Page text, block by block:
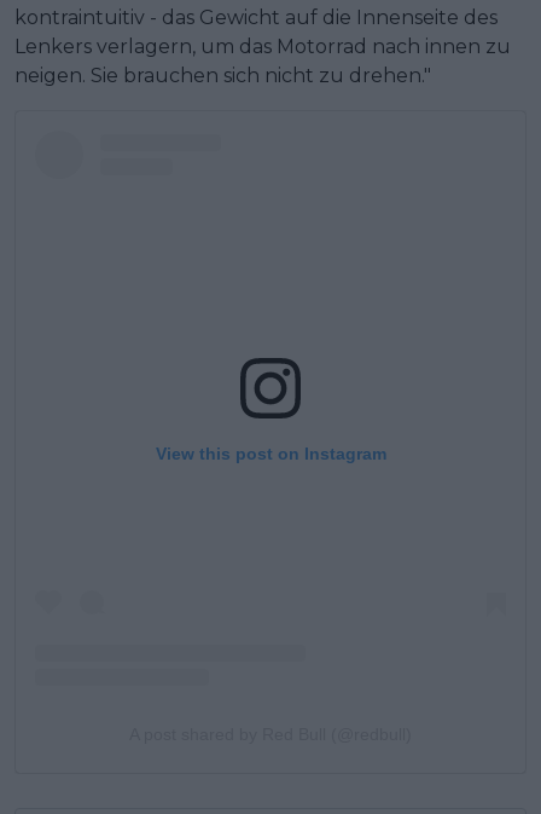
kontraintuitiv - das Gewicht auf die Innenseite des
Lenkers verlagern, um das Motorrad nach innen zu
neigen. Sie brauchen sich nicht zu drehen."
View this post on Instagram